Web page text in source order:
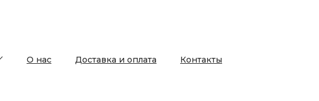
О нас Доставка и оплата Контакты